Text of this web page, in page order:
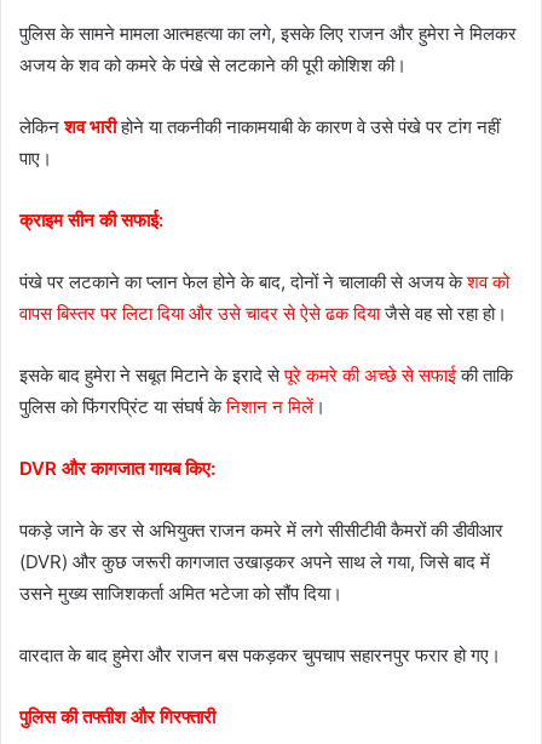
पुलिस के सामने मामला आत्महत्या का लगे, इसके लिए राजन और हुमेरा ने मिलकर
अजय के शव को कमरे के पंखे से लटकाने की पूरी कोशिश की।
लेकिनशव भारीहोने या तकनीकी नाकामयाबी के कारण वे उसे पंखे पर टांग नहीं
पाए।
क्राइम सीन की सफाई:
पंखे पर लटकाने का प्लान फेल होने के बाद, दोनों ने चालाकी से अजय केशव को
वापस बिस्तर पर लिटा दिया और उसे चादर से ऐसे ढक दियाजैसे वह सो रहा हो।
इसके बाद हुमेरा ने सबूत मिटाने के इरादे सेपूरे कमरे की अच्छे से सफाईकी ताकि
पुलिस को फिंगरप्रिंट या संघर्ष केनिशान न मिलें ।
DVR और कागजात गायब किए:
पकड़े जाने के डर से अभियुक्त राजन कमरे में लगे सीसीटीवी कैमरों की डीवीआर
(DVR) और कुछ जरूरी कागजात उखाड़कर अपने साथ ले गया, जिसे बाद में
उसने मुख्य साजिशकर्ता अमित भटेजा को सौंप दिया।
वारदात के बाद हुमेरा और राजन बस पकड़कर चुपचाप सहारनपुर फरार हो गए।
पुलिस की तफ्तीश और गिरफ्तारी